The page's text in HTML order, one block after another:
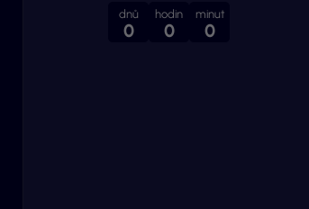
dnů
0
hodin
0
minut
0